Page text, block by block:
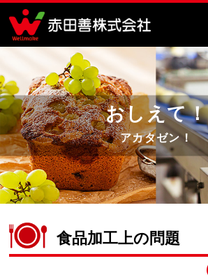
おしえて！
アカタゼン！
食品加工上の問題